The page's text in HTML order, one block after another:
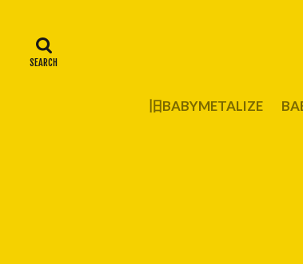
旧BABYMETALIZE